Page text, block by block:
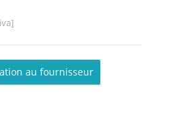
au fournisseur